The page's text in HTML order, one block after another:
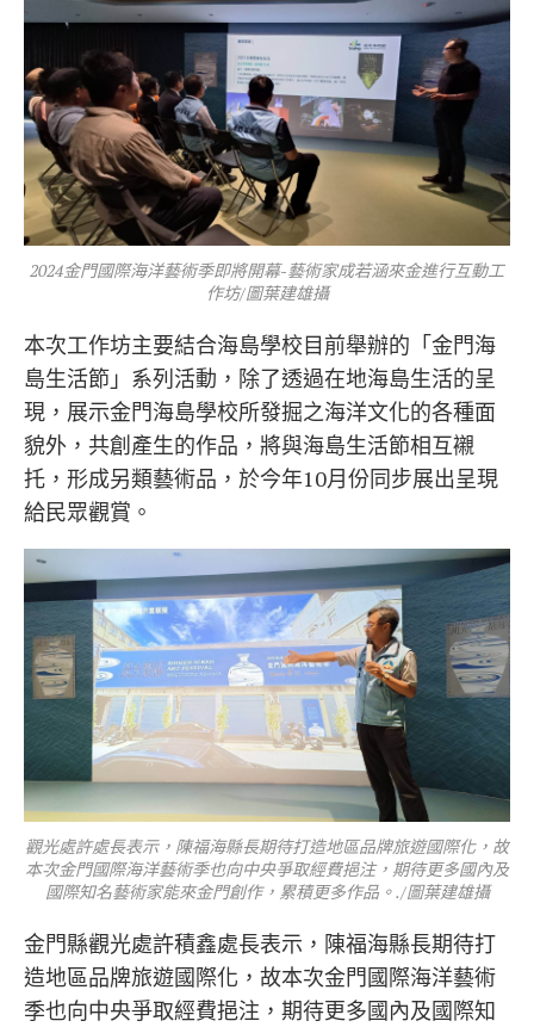
2024金門國際海洋藝術季即將開幕-藝術家成若涵來金進行互動工
作坊/圖葉建雄攝
本次工作坊主要結合海島學校目前舉辦的「金門海
島生活節」系列活動，除了透過在地海島生活的呈
現，展示金門海島學校所發掘之海洋文化的各種面
貌外，共創產生的作品，將與海島生活節相互襯
托，形成另類藝術品，於今年10月份同步展出呈現
給民眾觀賞。
觀光處許處長表示，陳福海縣長期待打造地區品牌旅遊國際化，故
本次金門國際海洋藝術季也向中央爭取經費挹注，期待更多國內及
國際知名藝術家能來金門創作，累積更多作品。./圖葉建雄攝
金門縣觀光處許積鑫處長表示，陳福海縣長期待打
造地區品牌旅遊國際化，故本次金門國際海洋藝術
季也向中央爭取經費挹注，期待更多國內及國際知